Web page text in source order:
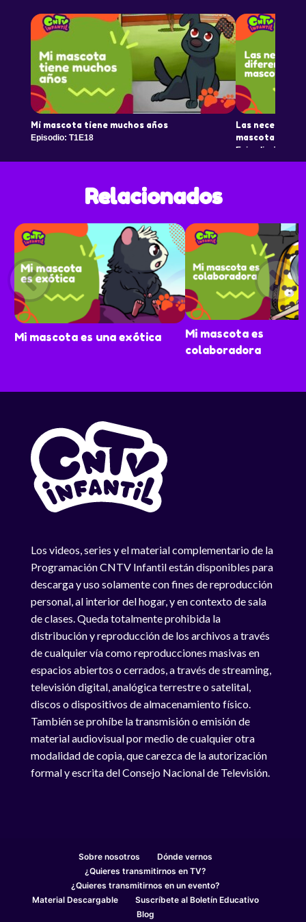
Mi mascota tiene muchos años
Episodio: T1E18
Las
mascota
Episodio: T1E19
Relacionados
Mi mascota es una exótica
Mi mascota es
colaboradora
Los videos, series y el material complementario de la
Programación CNTV Infantil están disponibles para
descarga y uso solamente con fines de reproducción
personal, al interior del hogar, y en contexto de sala
de clases. Queda totalmente prohibida la
distribución y reproducción de los archivos a través
de cualquier vía como reproducciones masivas en
espacios abiertos o cerrados, a través de streaming,
televisión digital, analógica terrestre o satelital,
discos o dispositivos de almacenamiento físico.
También se prohíbe la transmisión o emisión de
material audiovisual por medio de cualquier otra
modalidad de copia, que carezca de la autorización
formal y escrita del Consejo Nacional de Televisión.
Sobre nosotros
Dónde vernos
¿Quieres transmitirnos en TV?
¿Quieres transmitirnos en un evento?
Material Descargable
Suscríbete al Boletín Educativo
Blog